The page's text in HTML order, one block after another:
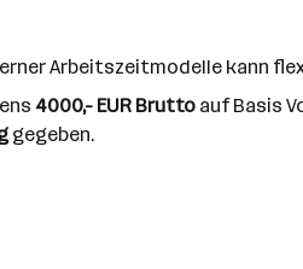
Arbeitszeitmodelle kann
4000,- EUR Brutto auf Basis
gegeben.